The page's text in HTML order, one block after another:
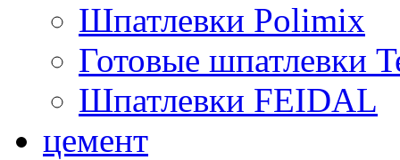
Шпатлевки Polimix
Готовые шпатлевки
Шпатлевки FEIDAL
цемент